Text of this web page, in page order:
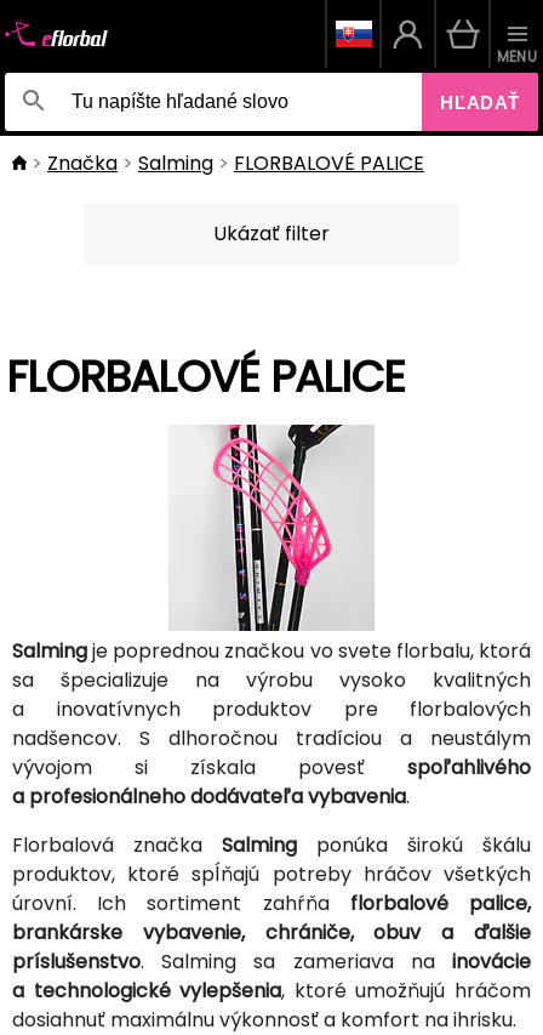
HĽADAŤ
MENU
Značka Salming FLORBALOVÉ PALICE
Ukázať filter
FLORBALOVÉ PALICE
Salmingje poprednou značkou vo svete florbalu, ktorá
sa špecializuje na výrobu vysoko kvalitných
a inovatívnych produktov pre florbalových
nadšencov. S dlhoročnou tradíciou a neustálym
vývojom si získala povesť spoľahlivého
a profesionálneho dodávateľa vybavenia.
Florbalová značka Salming ponúka širokú škálu
produktov, ktoré spĺňajú potreby hráčov všetkých
úrovní. Ich sortiment zahŕňa florbalové palice,
brankárske vybavenie, chrániče, obuv a ďalšie
príslušenstvo. Salming sa zameriava na inovácie
a technologické vylepšenia, ktoré umožňujú hráčom
dosiahnuť maximálnu výkonnosť a komfort na ihrisku.